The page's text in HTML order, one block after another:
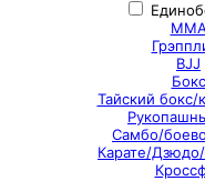
ММА
BJJ
Бокс
Тайский бокс/
Самбо/
Карате/